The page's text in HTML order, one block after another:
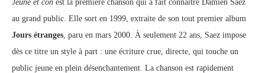
Jeune et con est la première chanson qui a fait connaître Damien Saez
au grand public. Elle sort en 1999, extraite de son tout premier album
Jours étranges , paru en mars 2000. À seulement 22 ans, Saez impose
dès ce titre un style à part : une écriture crue, directe, qui touche un
public jeune en plein désenchantement. La chanson est rapidement